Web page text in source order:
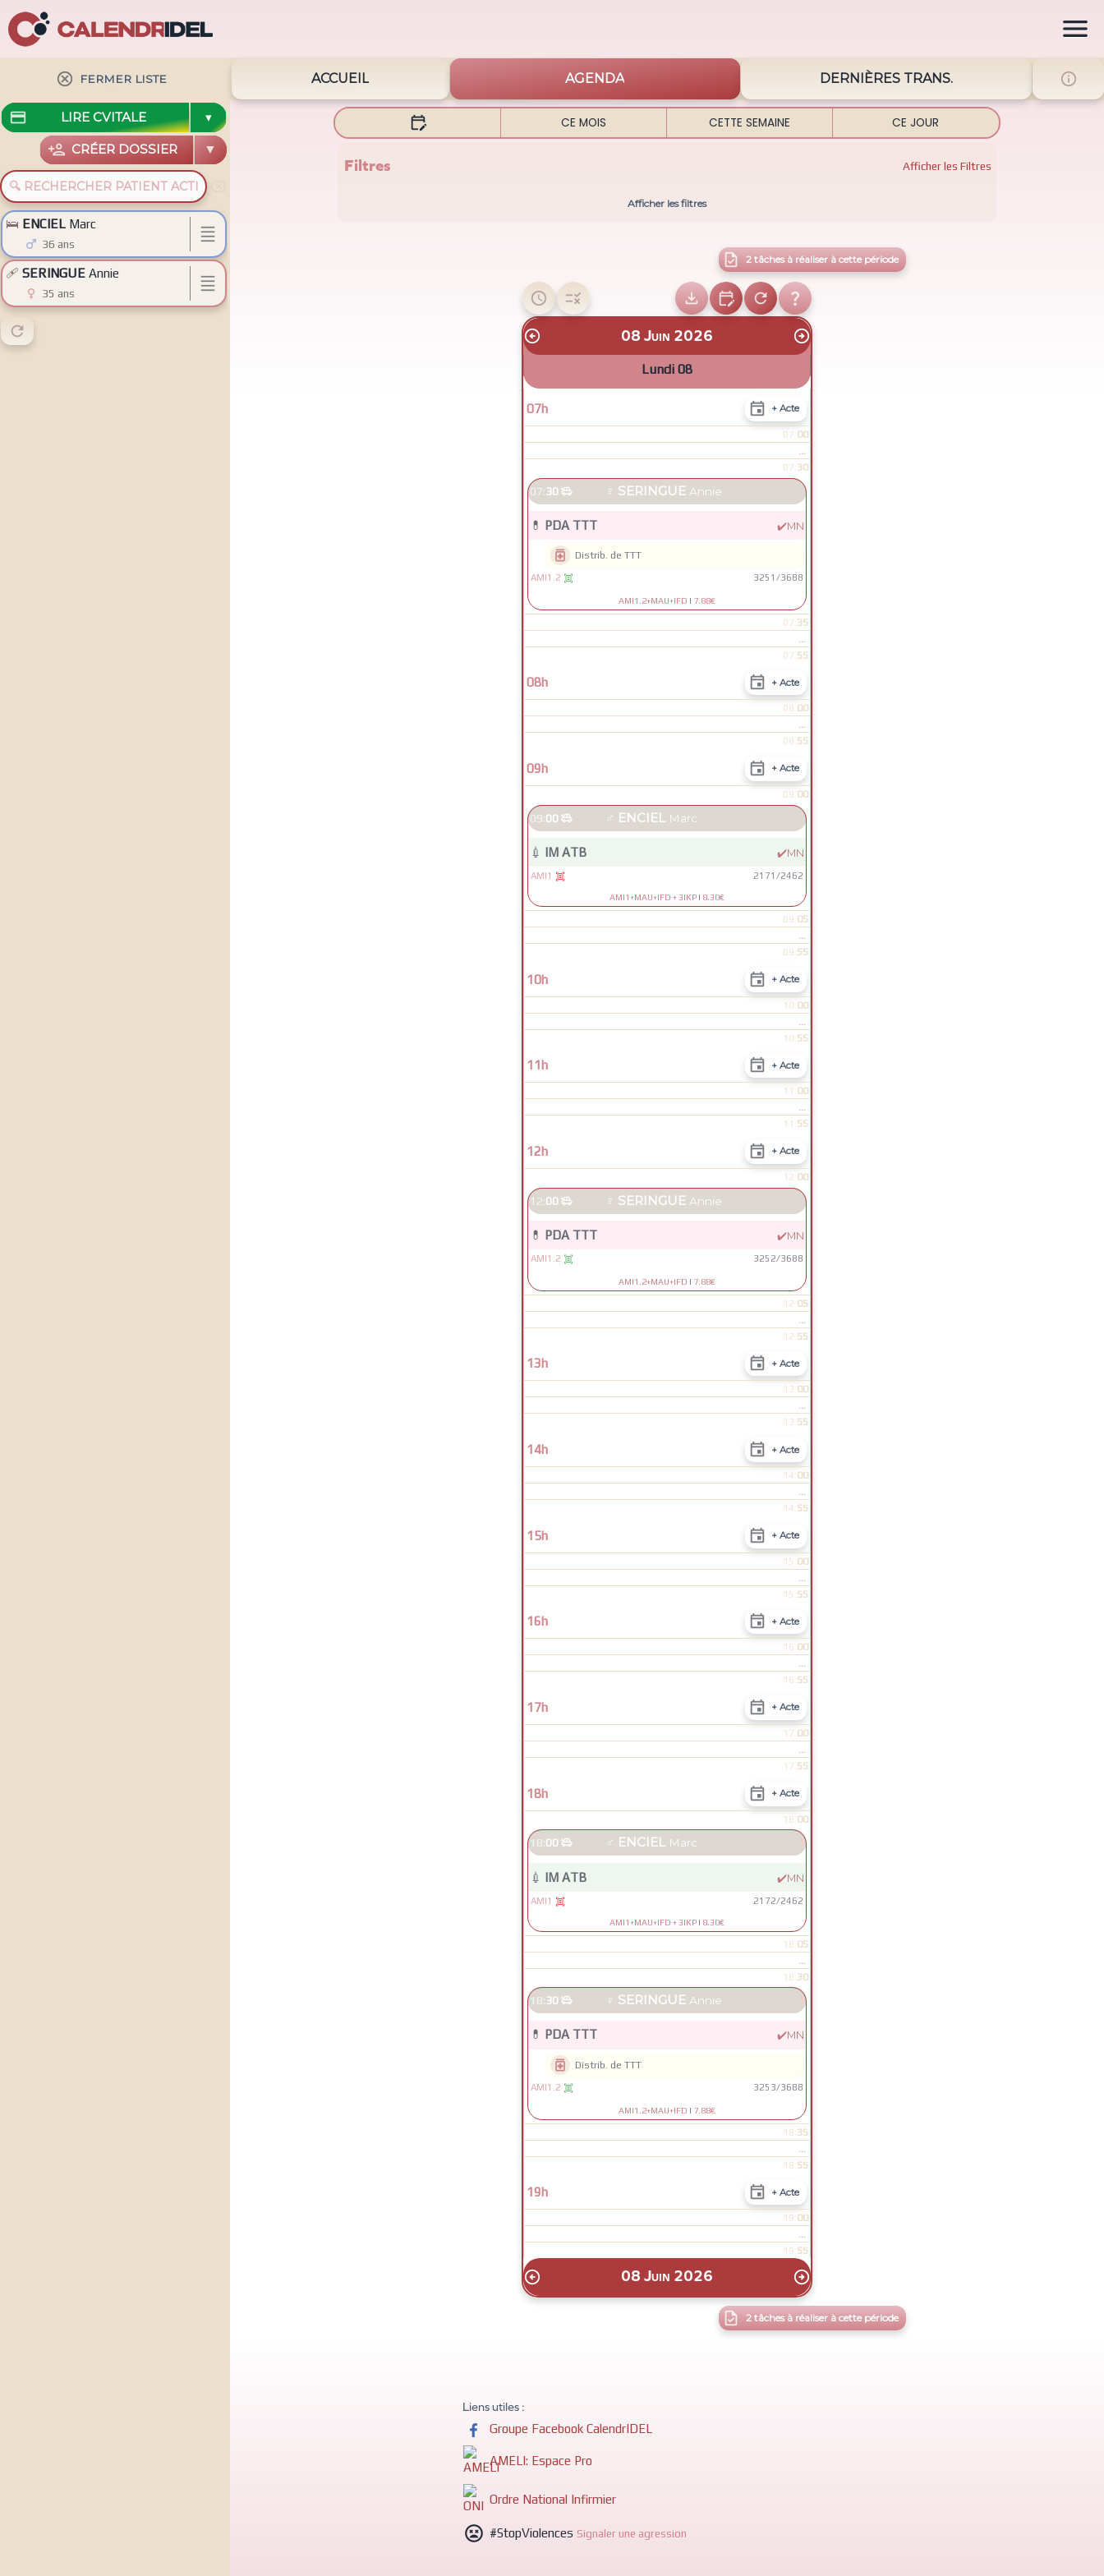
 FERMER LISTE
 LIRE CVITALE ▼
 CRÉER DOSSIER ▼
🛌 ENCIEL Marc
 36 ans

🩹 SERINGUE Annie
 35 ans


ACCUEIL AGENDA DERNIÈRES TRANS. 
 CE MOIS CETTE SEMAINE CE JOUR
Filtres Afficherles Filtres
Afficher les filtres
 2 tâches à réaliser à cette période
     
 08 Juin 2026 
Lundi 08
07h  + Acte
07:00
07:30
07:30  ♀ SERINGUE Annie
💊 PDA TTT ✔️MN
 Distrib. de TTT
AMI1.2  3251/3688
AMI1.2+MAU+IFD | 7.88€
07:35
07:55
08h  + Acte
08:00
...
08:55
09h  + Acte
09:00
09:00  ♂ ENCIEL Marc
💉 IM ATB ✔️MN
AMI1  2171/2462
AMI1+MAU+IFD + 3IKP | 8.30€
09:05
...
09:55
10h  + Acte
10:00
10:55
11h  + Acte
11:00
...
11:55
12h  + Acte
12:00
12:00  ♀ SERINGUE Annie
💊 PDA TTT ✔️MN
AMI1.2  3252/3688
AMI1.2+MAU+IFD | 7.88€
12:05
12:55
13h  + Acte
13:00
...
13:55
14h  + Acte
14:00
...
14:55
15h  + Acte
15:00
15:55
16h  + Acte
16:00
...
16:55
17h  + Acte
17:00
17:55
18h  + Acte
18:00
18:00  ♂ ENCIEL Marc
💉 IM ATB ✔️MN
AMI1  2172/2462
AMI1+MAU+IFD + 3IKP | 8.30€
18:05
18:30
18:30  ♀ SERINGUE Annie
💊 PDA TTT ✔️MN
 Distrib. de TTT
AMI1.2  3253/3688
AMI1.2+MAU+IFD | 7.88€
18:35
18:55
19h  + Acte
19:00
...
19:55
 08 Juin 2026 
 2 tâches à réaliser à cette période
Liens utiles :
Groupe Facebook CalendrIDEL
AMELI: Espace Pro
Ordre National Infirmier
 #StopViolences Signaler une agression
